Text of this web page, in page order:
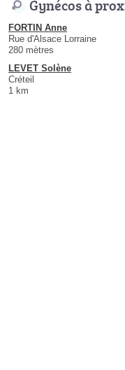
Gynécos à
FORTIN Anne
Rue d'Alsace Lorraine
280 mètres
LEVET Solène
Créteil
1 km